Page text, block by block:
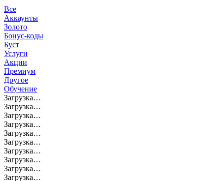
Все
Аккаунты
Золото
Бонус-коды
Буст
Услуги
Акции
Премиум
Другое
Обучение
Загрузка…
Загрузка…
Загрузка…
Загрузка…
Загрузка…
Загрузка…
Загрузка…
Загрузка…
Загрузка…
Загрузка…